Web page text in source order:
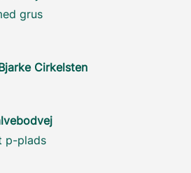
grus
Cirkelsten
p-plads